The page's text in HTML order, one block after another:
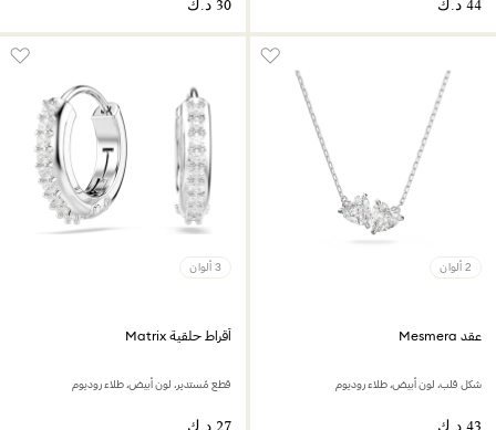
2 ألوان
عقد Mesmera
شكل قلب، لون أبيض، طلاء روديوم
3 ألوان
أقراط حلقية Matrix
قطع مُستدير، لون أبيض، طلاء روديوم